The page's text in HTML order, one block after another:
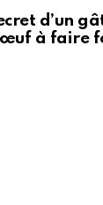
d’un
œuf à faire